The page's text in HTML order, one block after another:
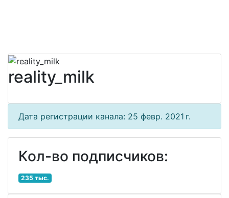
reality_milk
Дата регистрации канала: 25 февр. 2021 г.
Кол-во подписчиков:
235 тыс.